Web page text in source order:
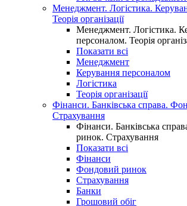
Менеджмент. Логістика.
Теорія організації
Менеджмент. Логістика.
персоналом. Теорія
Показати всі
Менеджмент
Керування персоналом
Логістика
Теорія організації
Фінанси. Банківська справа.
Страхування
Фінанси. Банківська
ринок. Страхування
Показати всі
Фінанси
Фондовий ринок
Страхування
Банки
Грошовий обіг